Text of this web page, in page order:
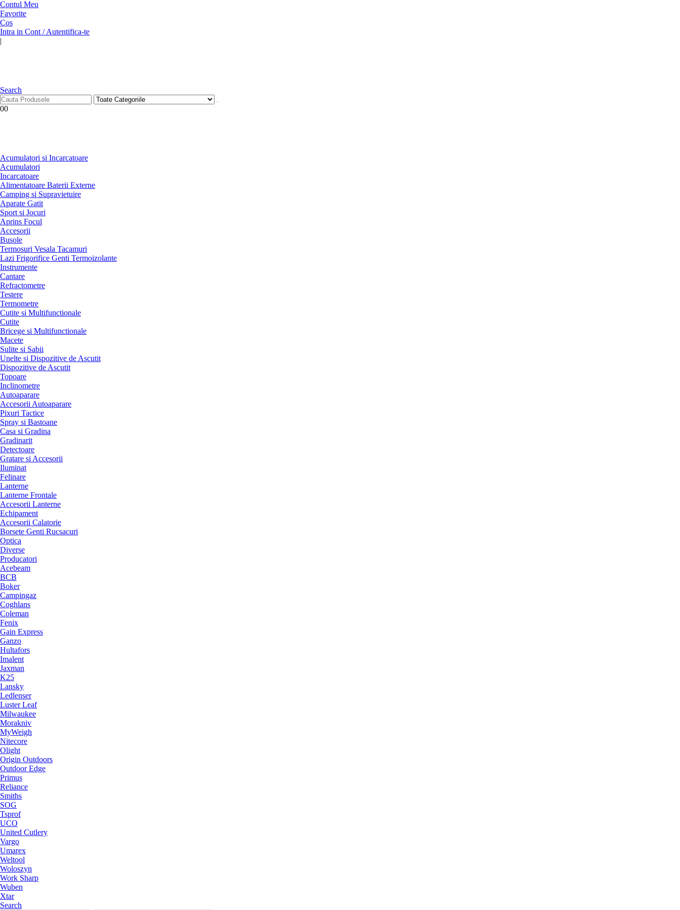
Contul Meu
Favorite
Cos
Intra in Cont / Autentifica-te
|
Search
00
Acumulatori si Incarcatoare
Acumulatori
Incarcatoare
Alimentatoare Baterii Externe
Camping si Supravietuire
Aparate Gatit
Sport si Jocuri
Aprins Focul
Accesorii
Busole
Termosuri Vesala Tacamuri
Lazi Frigorifice Genti Termoizolante
Instrumente
Cantare
Refractometre
Testere
Termometre
Cutite si Multifunctionale
Cutite
Bricege si Multifunctionale
Macete
Sulite si Sabii
Unelte si Dispozitive de Ascutit
Dispozitive de Ascutit
Topoare
Inclinometre
Autoaparare
Accesorii Autoaparare
Pixuri Tactice
Spray si Bastoane
Casa si Gradina
Gradinarit
Detectoare
Gratare si Accesorii
Iluminat
Felinare
Lanterne
Lanterne Frontale
Accesorii Lanterne
Echipament
Accesorii Calatorie
Borsete Genti Rucsacuri
Optica
Diverse
Producatori
Acebeam
BCB
Boker
Campingaz
Coghlans
Coleman
Fenix
Gain Express
Ganzo
Hultafors
Imalent
Jaxman
K25
Lansky
Ledlenser
Luster Leaf
Milwaukee
Morakniv
MyWeigh
Nitecore
Olight
Origin Outdoors
Outdoor Edge
Primus
Reliance
Smiths
SOG
Tsprof
UCO
United Cutlery
Vargo
Umarex
Weltool
Woloszyn
Work Sharp
Wuben
Xtar
Search